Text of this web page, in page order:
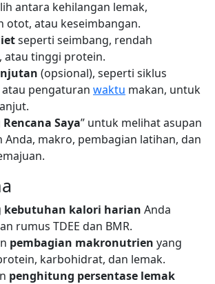
antara kehilangan lemak,
otot, atau keseimbangan.
seperti seimbang, rendah
, atau tinggi protein.
(opsional), seperti siklus
pengaturan waktu makan, untuk
Saya” untuk melihat asupan
Anda, makro, pembagian latihan, dan
kebutuhan kalori harian Anda
rumus TDEE dan BMR.
pembagian makronutrien yang
karbohidrat, dan lemak.
penghitung persentase lemak